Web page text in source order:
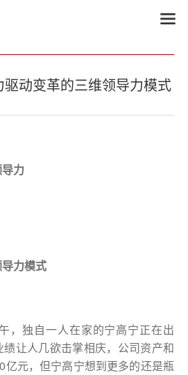
动变革的三维领导力模式
力
力模式
，独自一人在家的宁高宁正在出
让人几欲击掌相庆，公司资产和
亿元，但宁高宁想到更多的还是瓶